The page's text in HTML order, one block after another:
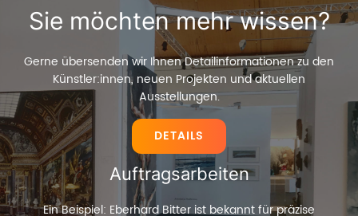
Sie möchten mehr wissen?
Gerne übersenden wir Ihnen Detailinformationen zu den
Künstler:innen, neuen Projekten und aktuellen
Ausstellungen.
DETAILS
Auftragsarbeiten
Ein Beispiel: Eberhard Bitter ist bekannt für präzise